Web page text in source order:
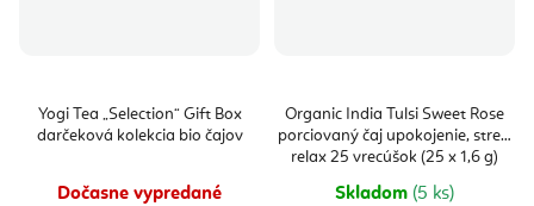
Yogi Tea „Selection“ Gift Box
darčeková kolekcia bio čajov
Dočasne vypredané
Organic India Tulsi Sweet Rose
porciovaný čaj upokojenie, stres,
relax 25 vrecúšok (25 x 1,6 g)
Skladom (5 ks)